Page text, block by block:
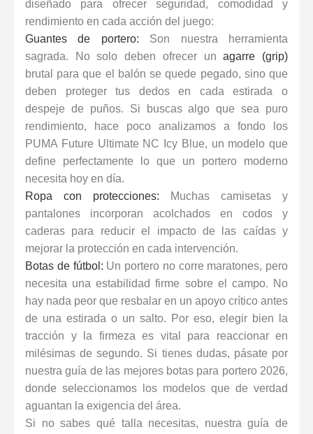
diseñado para ofrecer seguridad, comodidad y
rendimiento en cada acción del juego:
Guantes de portero: Son nuestra herramienta
sagrada. No solo deben ofrecer unagarre (grip)
brutal para que el balón se quede pegado, sino que
deben proteger tus dedos en cada estirada o
despeje de puños. Si buscas algo que sea puro
rendimiento, hace poco analizamos a fondo los
PUMA Future Ultimate NC Icy Blue, un modelo que
define perfectamente lo que un portero moderno
necesita hoy en día.
Ropa con protecciones: Muchas camisetas y
pantalones incorporan acolchados en codos y
caderas para reducir el impacto de las caídas y
mejorar la protección en cada intervención.
Botas de fútbol: Un portero no corre maratones, pero
necesita una estabilidad firme sobre el campo. No
hay nada peor que resbalar en un apoyo crítico antes
de una estirada o un salto. Por eso, elegir bien la
tracción y la firmeza es vital para reaccionar en
milésimas de segundo. Si tienes dudas, pásate por
nuestra guía de las mejores botas para portero 2026,
donde seleccionamos los modelos que de verdad
aguantan la exigencia del área.
Si no sabes qué talla necesitas, nuestraguía de